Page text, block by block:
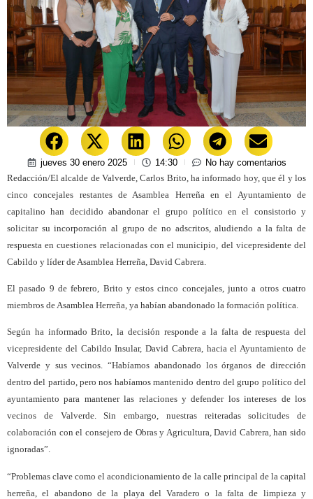
jueves 30 enero 2025 14:30
No hay comentarios
Redacción/El alcalde de Valverde, Carlos Brito, ha informado hoy, que él y los
cinco concejales restantes de Asamblea Herreña en el Ayuntamiento de
capitalino han decidido abandonar el grupo político en el consistorio y
solicitar su incorporación al grupo de no adscritos, aludiendo a la falta de
respuesta en cuestiones relacionadas con el municipio, del vicepresidente del
Cabildo y líder de Asamblea Herreña, David Cabrera.
El pasado 9 de febrero, Brito y estos cinco concejales, junto a otros cuatro
miembros de Asamblea Herreña, ya habían abandonado la formación política.
Según ha informado Brito, la decisión responde a la falta de respuesta del
vicepresidente del Cabildo Insular, David Cabrera, hacia el Ayuntamiento de
Valverde y sus vecinos. “Habíamos abandonado los órganos de dirección
dentro del partido, pero nos habíamos mantenido dentro del grupo político del
ayuntamiento para mantener las relaciones y defender los intereses de los
vecinos de Valverde. Sin embargo, nuestras reiteradas solicitudes de
colaboración con el consejero de Obras y Agricultura, David Cabrera, han sido
ignoradas”.
“Problemas clave como el acondicionamiento de la calle principal de la capital
herreña, el abandono de la playa del Varadero o la falta de limpieza y